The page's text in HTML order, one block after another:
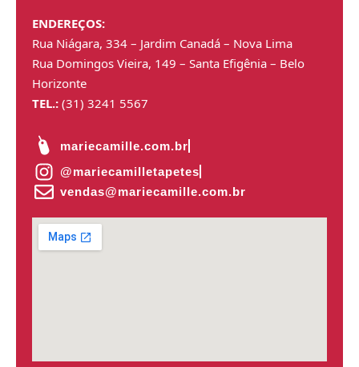
ENDEREÇOS:
Rua Niágara, 334 – Jardim Canadá – Nova Lima
Rua Domingos Vieira, 149 – Santa Efigênia – Belo
Horizonte
TEL.: (31) 3241 5567
mariecamille.com.br
@mariecamilletapetes
vendas@mariecamille.com.br